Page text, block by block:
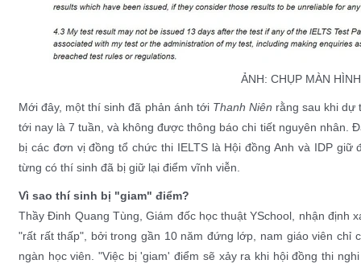
ẢNH: CHỤP MÀN HÌNH
Mới đây, một thí sinh đã phản ánh tới Thanh Niên rằng sau khi dự
tới nay là 7 tuần, và không được thông báo chi tiết nguyên nhân.
bị các đơn vị đồng tổ chức thi IELTS là Hội đồng Anh và IDP giữ
từng có thí sinh đã bị giữ lại điểm vĩnh viễn.
Vì sao thí sinh bị "giam" điểm?
Thầy Đinh Quang Tùng, Giám đốc học thuật YSchool, nhận định
"rất rất thấp", bởi trong gần 10 năm đứng lớp, nam giáo viên chỉ
ngàn học viên. "Việc bị 'giam' điểm sẽ xảy ra khi hội đồng thi